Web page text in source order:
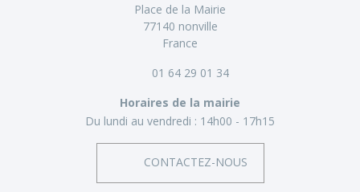
Place de la Mairie
77140 nonville
France
01 64 29 01 34
Horaires de la mairie
Du lundi au vendredi : 14h00 - 17h15
CONTACTEZ-NOUS